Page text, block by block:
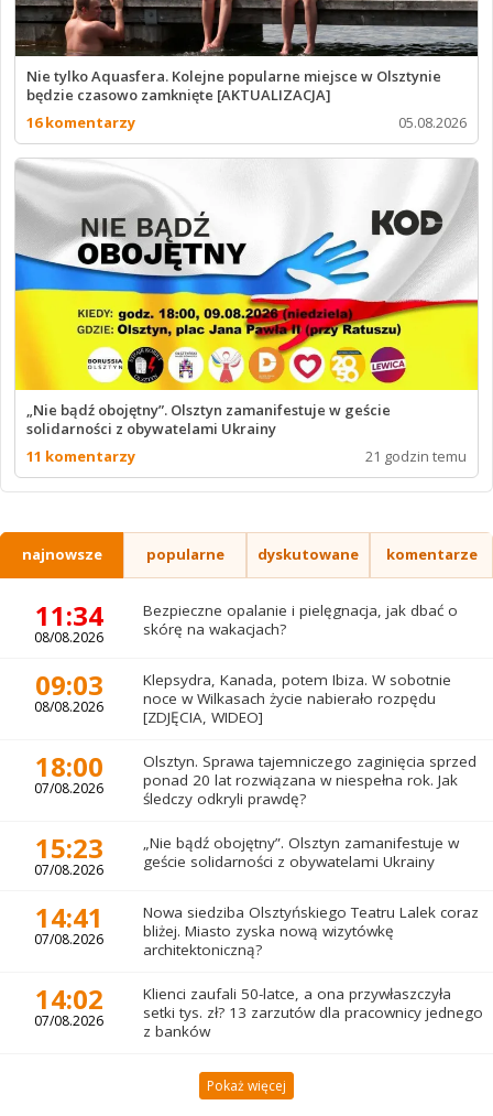
Nie tylko Aquasfera. Kolejne popularne miejsce w Olsztynie
będzie czasowo zamknięte [AKTUALIZACJA]
16 komentarzy
05.08.2026
„Nie bądź obojętny”. Olsztyn zamanifestuje w geście
solidarności z obywatelami Ukrainy
11 komentarzy
21 godzin temu
najnowsze popularne dyskutowane komentarze
11:34
08/08.2026
Bezpieczne opalanie i pielęgnacja, jak dbać o
skórę na wakacjach?
09:03
08/08.2026
Klepsydra, Kanada, potem Ibiza. W sobotnie
noce w Wilkasach życie nabierało rozpędu
[ZDJĘCIA, WIDEO]
18:00
07/08.2026
Olsztyn. Sprawa tajemniczego zaginięcia sprzed
ponad 20 lat rozwiązana w niespełna rok. Jak
śledczy odkryli prawdę?
15:23
07/08.2026
„Nie bądź obojętny”. Olsztyn zamanifestuje w
geście solidarności z obywatelami Ukrainy
14:41
07/08.2026
Nowa siedziba Olsztyńskiego Teatru Lalek coraz
bliżej. Miasto zyska nową wizytówkę
architektoniczną?
14:02
07/08.2026
Klienci zaufali 50-latce, a ona przywłaszczyła
setki tys. zł? 13 zarzutów dla pracownicy jednego
z banków
Pokaż więcej